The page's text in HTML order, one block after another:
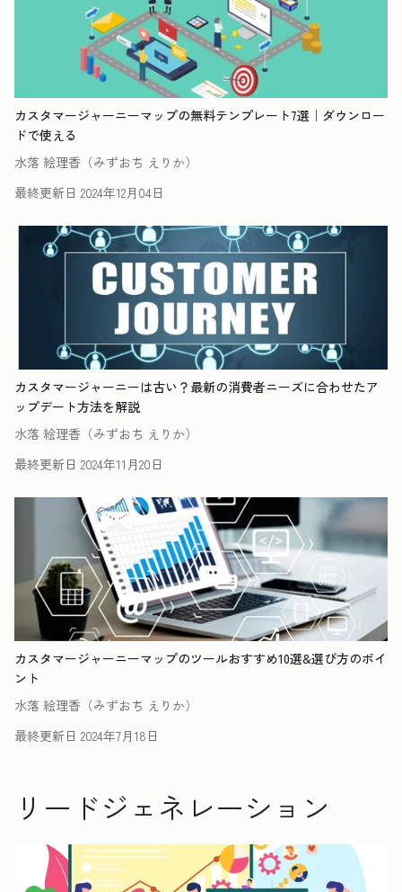
カスタマージャーニーマップの無料テンプレート7選｜ダウンロー
ドで使える
水落 絵理香（みずおち えりか）
最終更新日 2024年12月04日
カスタマージャーニーは古い？最新の消費者ニーズに合わせたア
ップデート方法を解説
水落 絵理香（みずおち えりか）
最終更新日 2024年11月20日
カスタマージャーニーマップのツールおすすめ10選&選び方のポイ
ント
水落 絵理香（みずおち えりか）
最終更新日 2024年7月18日
リードジェネレーション